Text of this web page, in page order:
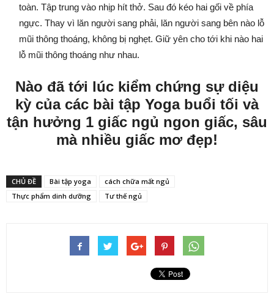
toàn. Tập trung vào nhịp hít thở. Sau đó kéo hai gối về phía
ngực. Thay vì lăn người sang phải, lăn người sang bên nào lỗ
mũi thông thoáng, không bị nghẹt. Giữ yên cho tới khi nào hai
lỗ mũi thông thoáng như nhau.
Nào đã tới lúc kiểm chứng sự diệu
kỳ của các bài tập Yoga buổi tối và
tận hưởng 1 giấc ngủ ngon giấc, sâu
mà nhiều giấc mơ đẹp!
CHỦ ĐỀ Bài tập yoga
cách chữa mất ngủ
Thực phẩm dinh dưỡng
Tư thế ngủ